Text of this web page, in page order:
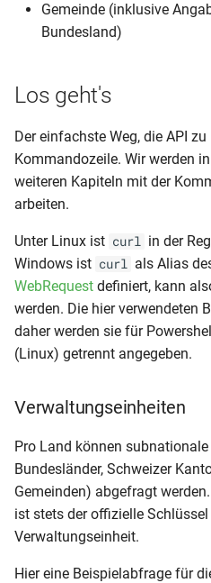
Gemeinde (inklusive
Bundesland)
Los geht's
Der einfachste Weg, die API
Kommandozeile. Wir werden
weiteren Kapiteln mit der
arbeiten.
Unter Linux ist curl in der
Windows ist curl als Alias
WebRequest definiert, kann
werden. Die hier verwendeten
daher werden sie für
(Linux) getrennt angegeben.
Verwaltungseinheiten
Pro Land können
Bundesländer, Schweizer
Gemeinden) abgefragt
ist stets der offizielle Schlüssel
Verwaltungseinheit.
Hier eine Beispielabfrage für